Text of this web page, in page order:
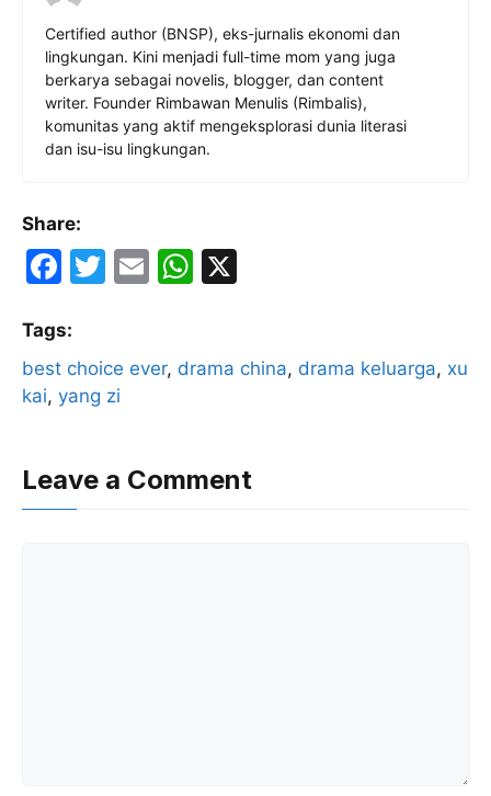
Certified author (BNSP), eks-jurnalis ekonomi dan
lingkungan. Kini menjadi full-time mom yang juga
berkarya sebagai novelis, blogger, dan content
writer. Founder Rimbawan Menulis (Rimbalis),
komunitas yang aktif mengeksplorasi dunia literasi
dan isu-isu lingkungan.
Share:
F
c
e
b
o
k
T
er
E
l
W
s
p
Tags:
best choice ever, drama china, drama keluarga, xu
kai, yang zi
Leave a Comment